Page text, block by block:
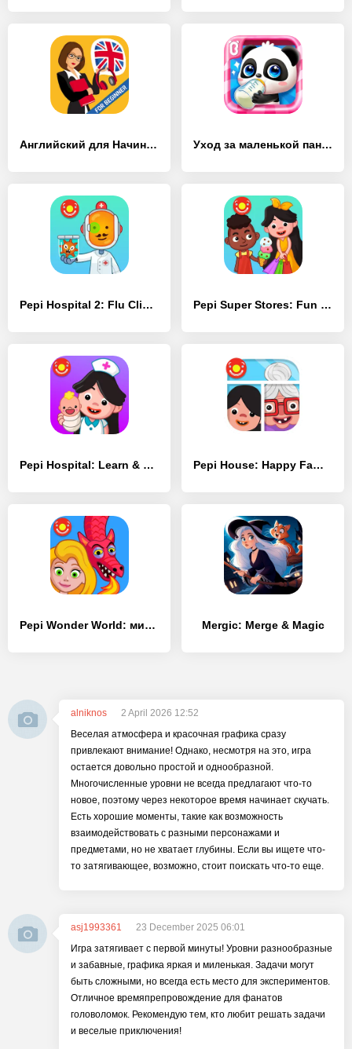
Английский для Начинающих - [MOD Бесконечные деньги] Уход за маленькой пандой - [MOD Бесконечные деньги]
Pepi Hospital 2: Flu Clinic - [MOD Много денег] Pepi Super Stores: Fun & Games - [MOD Много денег]
Pepi Hospital: Learn & Care - [MOD Много монет] Pepi House: Happy Family - [MOD Много денег]
Pepi Wonder World: мир сказок! - [MOD Много монет] Mergic: Merge & Magic
alniknos
2 April 2026 12:52
Веселая атмосфера и красочная графика сразу
привлекают внимание! Однако, несмотря на это, игра
остается довольно простой и однообразной.
Многочисленные уровни не всегда предлагают что-то
новое, поэтому через некоторое время начинает скучать.
Есть хорошие моменты, такие как возможность
взаимодействовать с разными персонажами и
предметами, но не хватает глубины. Если вы ищете что-
то затягивающее, возможно, стоит поискать что-то еще.
asj1993361
23 December 2025 06:01
Игра затягивает с первой минуты! Уровни разнообразные
и забавные, графика яркая и миленькая. Задачи могут
быть сложными, но всегда есть место для экспериментов.
Отличное времяпрепровождение для фанатов
головоломок. Рекомендую тем, кто любит решать задачи
и веселые приключения!